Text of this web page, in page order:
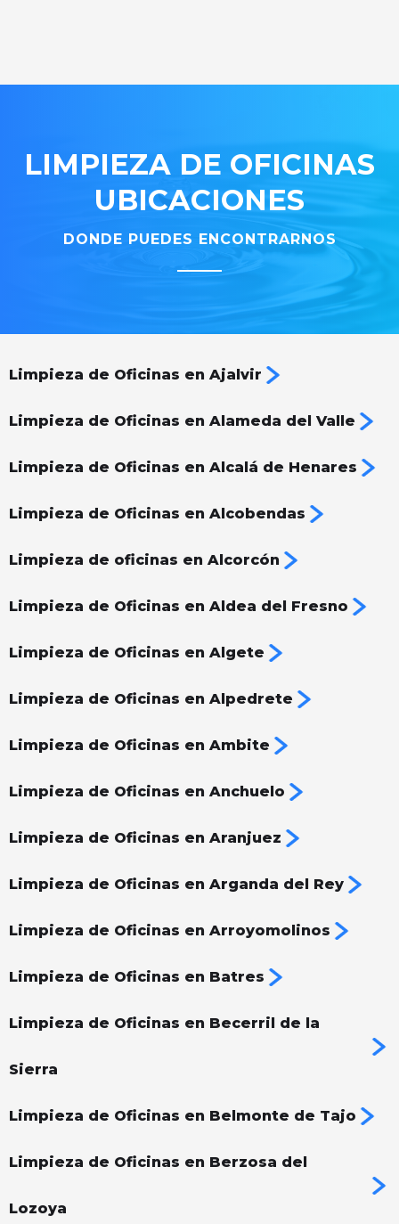
LIMPIEZA DE OFICINAS
UBICACIONES
DONDE PUEDES ENCONTRARNOS
Limpieza de Oficinas en Ajalvir
Limpieza de Oficinas en Alameda del Valle
Limpieza de Oficinas en Alcalá de Henares
Limpieza de Oficinas en Alcobendas
Limpieza de oficinas en Alcorcón
Limpieza de Oficinas en Aldea del Fresno
Limpieza de Oficinas en Algete
Limpieza de Oficinas en Alpedrete
Limpieza de Oficinas en Ambite
Limpieza de Oficinas en Anchuelo
Limpieza de Oficinas en Aranjuez
Limpieza de Oficinas en Arganda del Rey
Limpieza de Oficinas en Arroyomolinos
Limpieza de Oficinas en Batres
Limpieza de Oficinas en Becerril de la
Sierra
Limpieza de Oficinas en Belmonte de Tajo
Limpieza de Oficinas en Berzosa del
Lozoya